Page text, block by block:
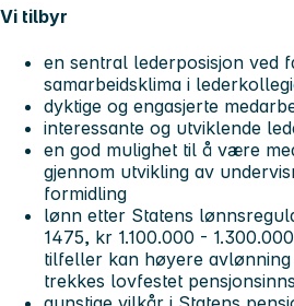
Vi tilbyr
en sentral lederposisjon ved
samarbeidsklima i
dyktige og engasjerte
interessante og utviklende
en god mulighet til å være
gjennom utvikling av
formidling
lønn etter Statens
1475, kr 1.100.000 -
tilfeller kan høyere
trekkes lovfestet